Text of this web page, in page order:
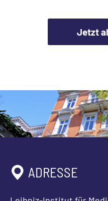
Jetzt
ADRESSE